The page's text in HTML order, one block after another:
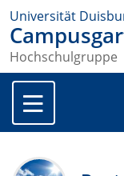
Universität
Hochschulgruppe